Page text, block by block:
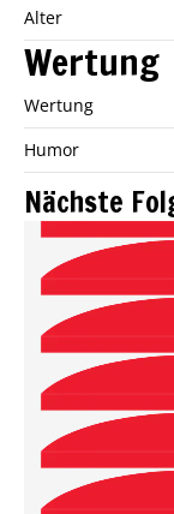
Alter
Wertung
Wertung
Humor
Nächste